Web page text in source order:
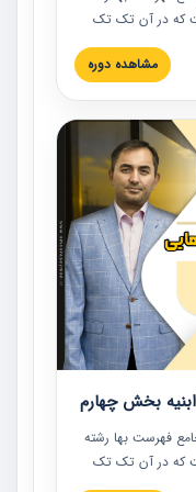
که در آن تک تک
شده است. این
تصاویر عملیات
پروژه مهندسی
شده و به تمام
فعالیت هستند حتما
نمایند.
مشاهده دوره
بخش چهارم
فهرست بها رشته
که در آن تک تک
شده است. این